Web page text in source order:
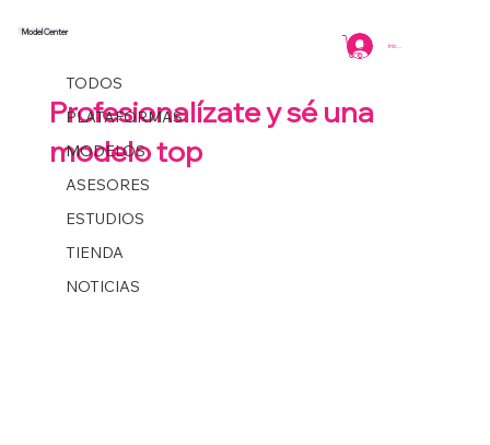
Iniciar sesión
Model Center
TODOS
PLATAFORMAS
MODELOS
ASESORES
ESTUDIOS
TIENDA
NOTICIAS
TODOS
Profesionalízate y sé una
modelo top
Coordinacion